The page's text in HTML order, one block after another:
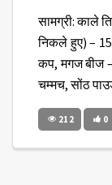
सामग्री: काले
निकले हुए) –
कप, मगज बीज
चम्मच, सोंठ
212 0